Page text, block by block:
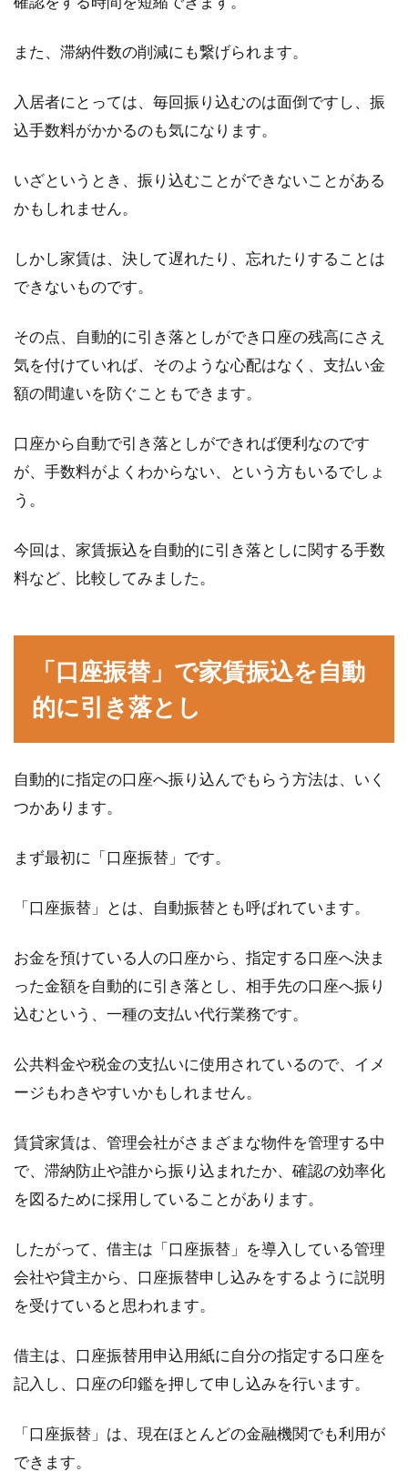
賃のほかに、管理費や共益費という言葉が目に
かる費用の登録免許税とは
す。登記事...
窓に対してできる防音対策！隙間テ
かどうか」は分かりにくいことと言えますし、
住み始めて騒...
賃貸物件でもきれいにしよう！窓と
さんの掃除方法をご紹介
だとしても...
て取りつけを検討しよう！
外観まで、たくさんのことを決めなければなり
防音カーテンの効果とは！？犬や猫
の鳴き声が防げるの？
の鳴き声や足音は気になるものです。犬を飼っ
窓のゴムパッキンが劣化したらどう
する？原因と対策をご紹介
長い年月の中で、ゴムパッキンの汚れや傷みが
ひどくなってしまい、悩んでいる方もいるので
はないでしょ...
家賃の日割り計算はどうやるの？返
金されない場合もある！？
賃貸物件に住んでいると、退去時の家賃の支払
また、滞納件数の削減にも繋げられます。
入居者にとっては、毎回振り込むのは面倒ですし、振
込手数料がかかるのも気になります。
いざというとき、振り込むことができないことがある
かもしれません。
しかし家賃は、決して遅れたり、忘れたりすることは
できないものです。
その点、自動的に引き落としができ口座の残高にさえ
気を付けていれば、そのような心配はなく、支払い金
額の間違いを防ぐこともできます。
口座から自動で引き落としができれば便利なのです
が、手数料がよくわからない、という方もいるでしょ
う。
今回は、家賃振込を自動的に引き落としに関する手数
料など、比較してみました。
「口座振替」で家賃振込を自動
的に引き落とし
自動的に指定の口座へ振り込んでもらう方法は、いく
つかあります。
まず最初に「口座振替」です。
「口座振替」とは、自動振替とも呼ばれています。
お金を預けている人の口座から、指定する口座へ決ま
った金額を自動的に引き落とし、相手先の口座へ振り
込むという、一種の支払い代行業務です。
公共料金や税金の支払いに使用されているので、イメ
ージもわきやすいかもしれません。
賃貸家賃は、管理会社がさまざまな物件を管理する中
で、滞納防止や誰から振り込まれたか、確認の効率化
を図るために採用していることがあります。
したがって、借主は「口座振替」を導入している管理
会社や貸主から、口座振替申し込みをするように説明
を受けていると思われます。
借主は、口座振替用申込用紙に自分の指定する口座を
記入し、口座の印鑑を押して申し込みを行います。
「口座振替」は、現在ほとんどの金融機関でも利用が
できます。